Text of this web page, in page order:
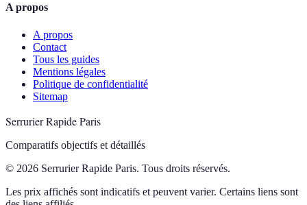
A propos
A propos
Contact
Tous les guides
Mentions légales
Politique de confidentialité
Sitemap
Serrurier Rapide Paris
Comparatifs objectifs et détaillés
© 2026 Serrurier Rapide Paris. Tous droits réservés.
Les prix affichés sont indicatifs et peuvent varier. Certains liens sont